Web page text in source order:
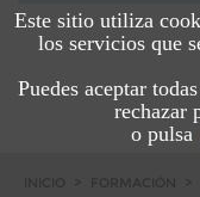
Este sitio utiliza
los servicios que
Puedes aceptar
rechazar
o pulsa